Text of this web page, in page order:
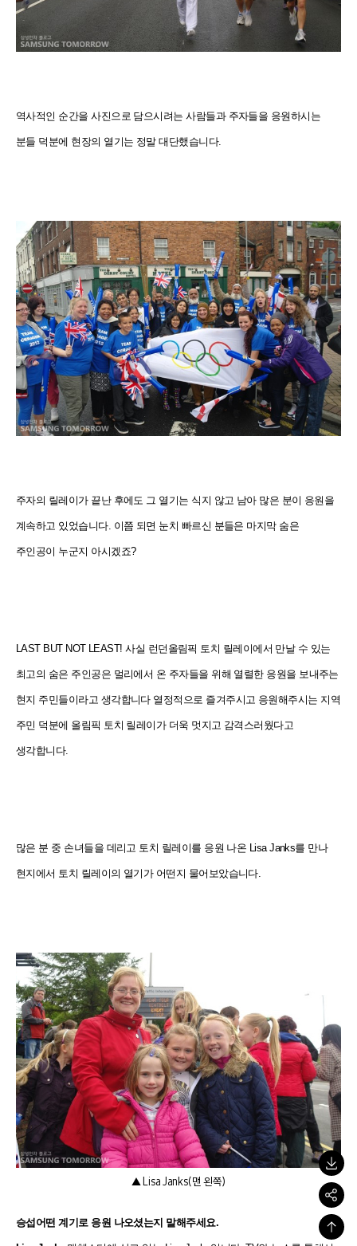
역사적인 순간을 사진으로 담으시려는 사람들과 주자들을 응원하시는
분들 덕분에 현장의 열기는 정말 대단했습니다.
주자의 릴레이가 끝난 후에도 그 열기는 식지 않고 남아 많은 분이 응원을
계속하고 있었습니다. 이쯤 되면 눈치 빠르신 분들은 마지막 숨은
주인공이 누군지 아시겠죠?
LAST BUT NOT LEAST! 사실 런던올림픽 토치 릴레이에서 만날 수 있는
최고의 숨은 주인공은 멀리에서 온 주자들을 위해 열렬한 응원을 보내주는
현지 주민들이라고 생각합니다 열정적으로 즐겨주시고 응원해주시는 지역
주민 덕분에 올림픽 토치 릴레이가 더욱 멋지고 감격스러웠다고
생각합니다.
많은 분 중 손녀들을 데리고 토치 릴레이를 응원 나온 Lisa Janks를 만나
현지에서 토치 릴레이의 열기가 어떤지 물어보았습니다.
▲ Lisa Janks(맨 왼쪽)
승섭어떤 계기로 응원 나오셨는지 말해주세요.